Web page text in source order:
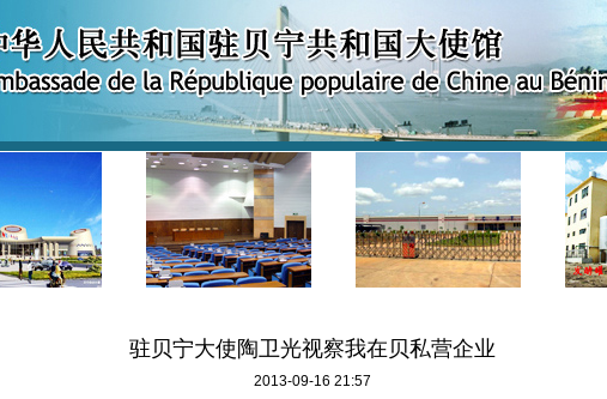
驻贝宁大使陶卫光视察我在贝私营企业
2013-09-16 21:57